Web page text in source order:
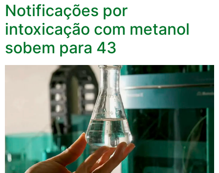
Notificações por
intoxicação com metanol
sobem para 43